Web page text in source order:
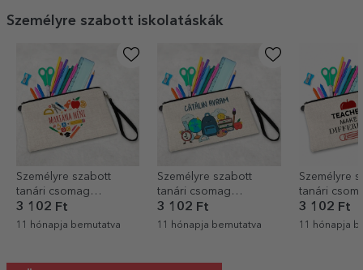
Személyre szabott iskolatáskák
Személyre szabott
tanári csomag
szöveggel - Szív
3 102 Ft
11 hónapja bemutatva
Személyre szabott
tanári csomag
szöveggel - Iskola
3 102 Ft
11 hónapja bemutatva
Személyre
tanári
szöveggel -
3 102 Ft
11 hónapja